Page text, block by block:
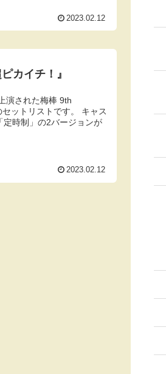
2023.02.12
カイチ！』
演された梅棒 9th
ットリストです。 キャス
定時制」の2バージョンが
2023.02.12